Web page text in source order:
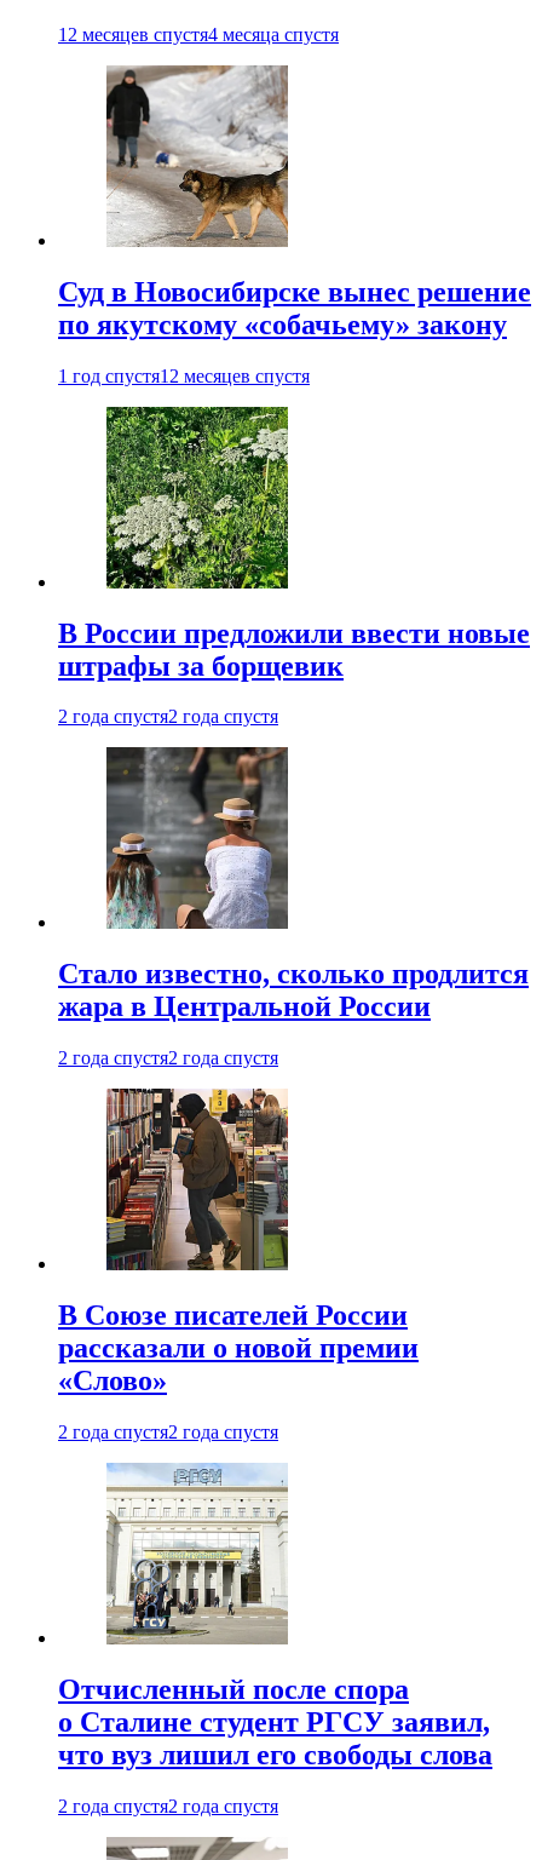
12 месяцев спустя4 месяца спустя
Суд в Новосибирске вынес решение
по якутскому «собачьему» закону
1 год спустя12 месяцев спустя
В России предложили ввести новые
штрафы за борщевик
2 года спустя2 года спустя
Стало известно, сколько продлится
жара в Центральной России
2 года спустя2 года спустя
В Союзе писателей России
рассказали о новой премии
«Слово»
2 года спустя2 года спустя
Отчисленный после спора
о Сталине студент РГСУ заявил,
что вуз лишил его свободы слова
2 года спустя2 года спустя